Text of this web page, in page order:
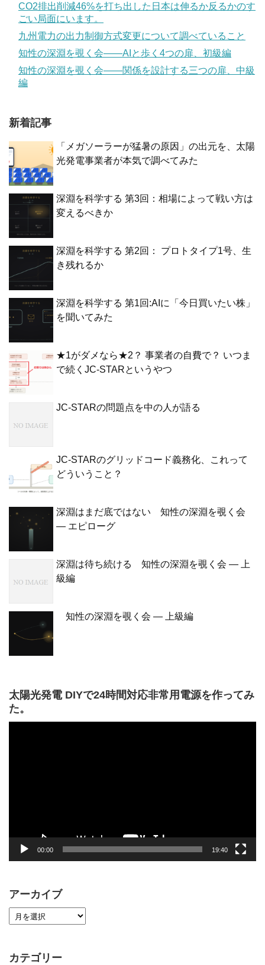
CO2排出削減46%を打ち出した日本は伸るか反るかのす
ごい局面にいます。
九州電力の出力制御方式変更について調べていること
知性の深淵を覗く会——AIと歩く4つの扉、初級編
知性の深淵を覗く会——関係を設計する三つの扉、中級
編
新着記事
「メガソーラーが猛暑の原因」の出元を、太陽
光発電事業者が本気で調べてみた
深淵を科学する 第3回：相場によって戦い方は
変えるべきか
深淵を科学する 第2回： プロトタイプ1号、生
き残れるか
深淵を科学する 第1回:AIに「今日買いたい株」
を聞いてみた
★1がダメなら★2？ 事業者の自費で？ いつま
で続くJC-STARというやつ
JC-STARの問題点を中の人が語る
JC-STARのグリッドコード義務化、これって
どういうこと？
深淵はまだ底ではない 知性の深淵を覗く会
— エピローグ
深淵は待ち続ける 知性の深淵を覗く会 — 上
級編
知性の深淵を覗く会 — 上級編
太陽光発電 DIYで24時間対応非常用電源を作ってみ
た。
00:00 19:40
アーカイブ
カテゴリー